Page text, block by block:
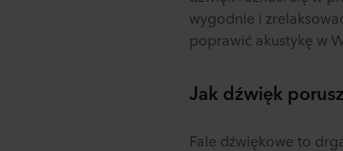
wygodnie i
poprawić akustykę w
Jak dźwięk
Fale dźwiękowe to